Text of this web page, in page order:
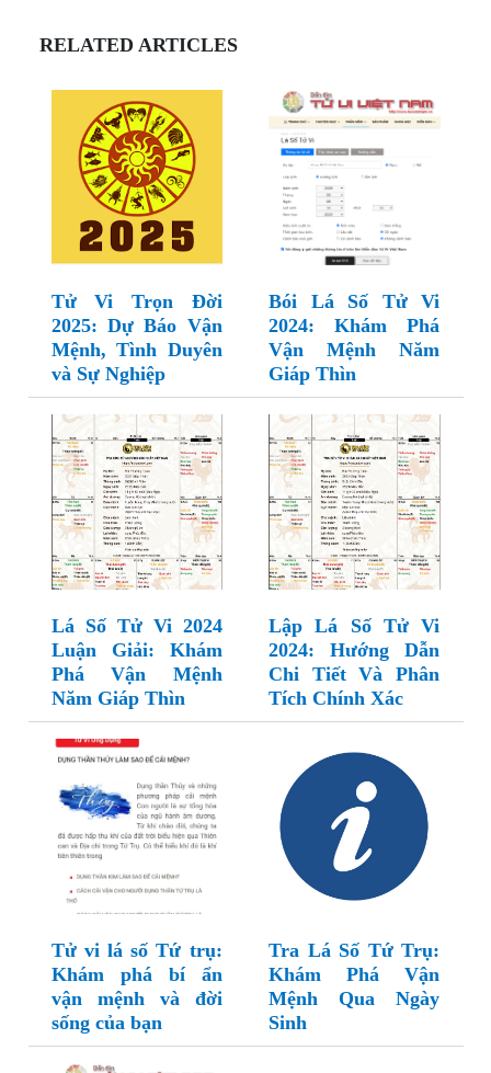
RELATED ARTICLES
Tử Vi Trọn Đời
2025: Dự Báo Vận
Mệnh, Tình Duyên
và Sự Nghiệp
Bói Lá Số Tử Vi
2024: Khám Phá
Vận Mệnh Năm
Giáp Thìn
Lá Số Tử Vi 2024
Luận Giải: Khám
Phá Vận Mệnh
Năm Giáp Thìn
Lập Lá Số Tử Vi
2024: Hướng Dẫn
Chi Tiết Và Phân
Tích Chính Xác
Tử vi lá số Tứ trụ:
Khám phá bí ẩn
vận mệnh và đời
sống của bạn
Tra Lá Số Tứ Trụ:
Khám Phá Vận
Mệnh Qua Ngày
Sinh